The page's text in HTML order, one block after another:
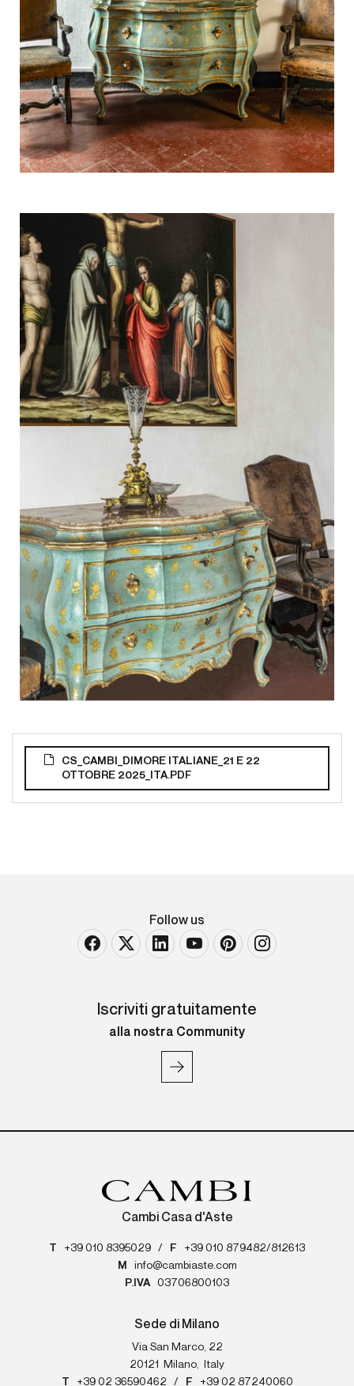
CS_CAMBI_DIMORE ITALIANE_21 E 22
OTTOBRE 2025_ITA.PDF
Follow us
Iscriviti gratuitamente
alla nostra Community
Cambi Casa d'Aste
T +39 010 8395029 / F
+39 010 879482/812613
M
info@cambiaste.com
P.IVA
03706800103
Sede di Milano
Via San Marco, 22
20121
Milano
Italy
T
+39 02 36590462 / F
+39 02 87240060